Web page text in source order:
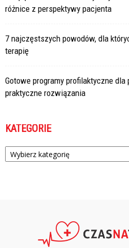
różnice z perspektywy pacjenta
7 najczęstszych powodów, dla
terapię
Gotowe programy profilaktyczne
praktyczne rozwiązania
KATEGORIE
Kategorie